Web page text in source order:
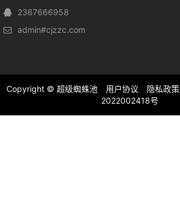
2367666958
admin#cjzzc.com
Copyright © 超级蜘蛛池 用户协议 隐私政策
2022002418号